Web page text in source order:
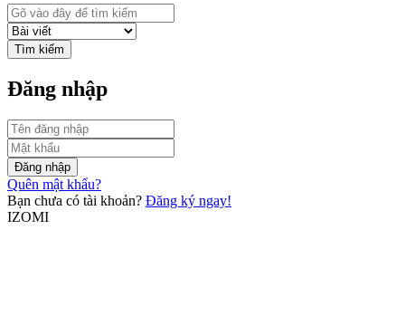
Tìm kiếm
Đăng nhập
Đăng nhập
Quên mật khẩu?
Bạn chưa có tài khoản? Đăng ký ngay!
IZOMI